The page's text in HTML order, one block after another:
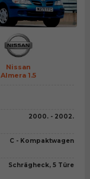
Nissan
Almera 1.5
2000. - 2002.
C - Kompaktwagen
Schrägheck, 5 Türe